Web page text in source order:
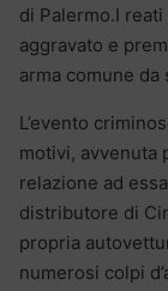
di Palermo.I
aggravato e
arma comune
L’evento
motivi, avvenuta
relazione ad
distributore di
propria
numerosi colpi